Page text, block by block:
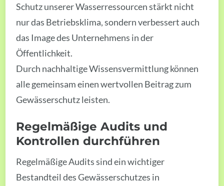
Schutz unserer Wasserressourcen stärkt nicht
nur das Betriebsklima, sondern verbessert auch
das Image des Unternehmens in der
Öffentlichkeit.
Durch nachhaltige Wissensvermittlung können
alle gemeinsam einen wertvollen Beitrag zum
Gewässerschutz leisten.
Regelmäßige Audits und
Kontrollen durchführen
Regelmäßige Audits sind ein wichtiger
Bestandteil des Gewässerschutzes in